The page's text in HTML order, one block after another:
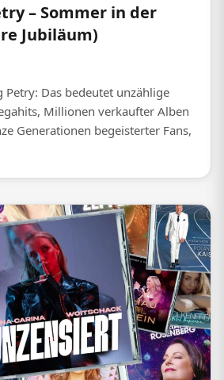
– Sommer in der
Jubiläum)
Petry: Das bedeutet unzählige
Millionen verkaufter Alben
Generationen begeisterter Fans,